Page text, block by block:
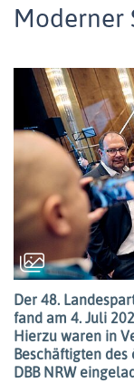
Moderner
Der 48.
fand am 4. Juli
Hierzu waren in
Beschäftigten
DBB NRW